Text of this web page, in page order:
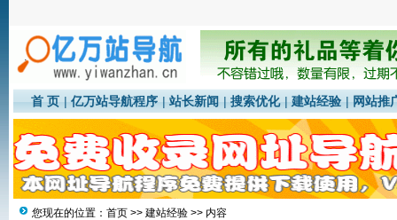
首 页 |亿万站导航程序 |站长新闻 |搜索优化 |建站经验 |网站推
您现在的位置： 首页 >> 建站经验 >> 内容